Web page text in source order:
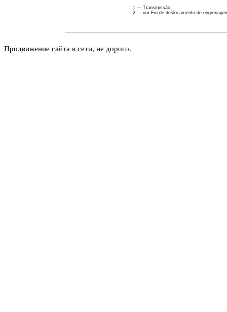
1 — Transmissão
2 — um Fio de deslocamento de
Продвижение сайта в сети, не дорого.